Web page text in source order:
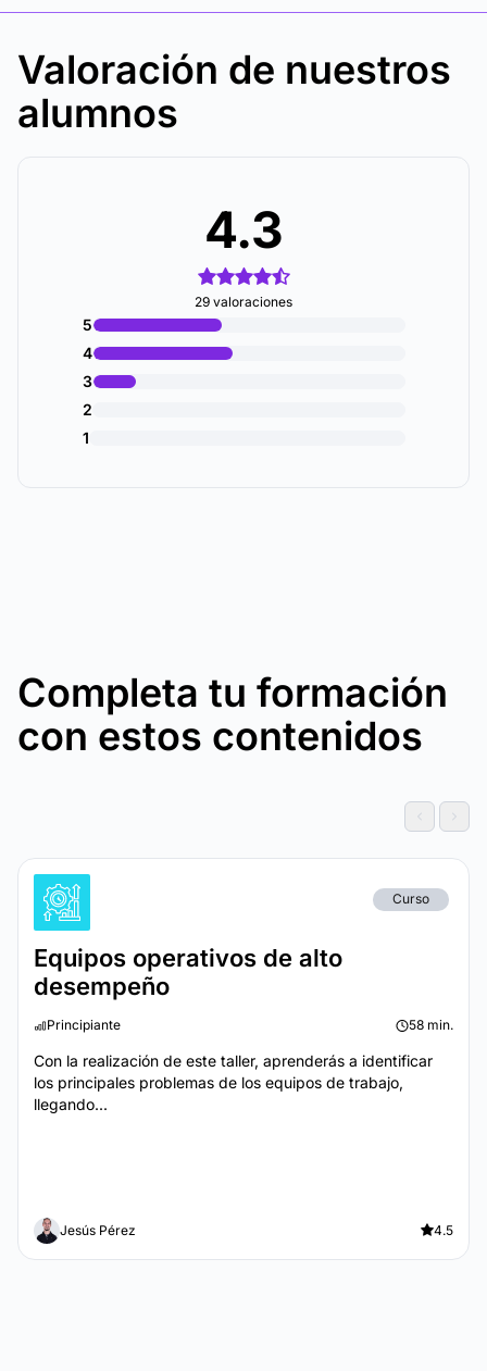
Valoración de nuestros
alumnos
4.3
29 valoraciones
5
4
3
2
1
Completa tu formación
con estos contenidos
Curso
Equipos operativos de alto
desempeño
Principiante 58 min.
Con la realización de este taller, aprenderás a identificar
los principales problemas de los equipos de trabajo,
llegando...
Jesús Pérez 4.5